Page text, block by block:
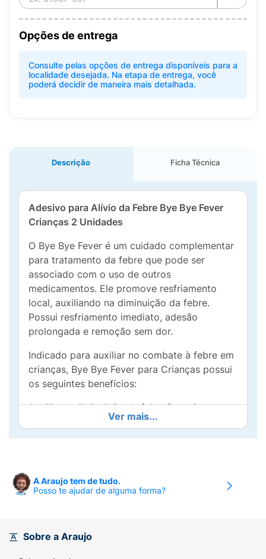
Opções de entrega
Consulte pelas opções de entrega disponíveis para a
localidade desejada. Na etapa de entrega, você
poderá decidir de maneira mais detalhada.
Descrição Ficha Técnica
Adesivo para Alívio da Febre Bye Bye Fever
Crianças 2 Unidades
O Bye Bye Fever é um cuidado complementar
para tratamento da febre que pode ser
associado com o uso de outros
medicamentos. Ele promove resfriamento
local, auxiliando na diminuição da febre.
Possui resfriamento imediato, adesão
prolongada e remoção sem dor.
Indicado para auxiliar no combate à febre em
crianças, Bye Bye Fever para Crianças possui
os seguintes benefícios:
Auxilia na diminuição da febre.Possui
segurança dermatológica.Promove redução
da temperatura local.Não é um
Praticidade:Alternativa à compressa
Segurança:Ausência de medicamentos.Uso
concomitante com outros medicamentos.
Ver mais...
A Araujo tem de tudo.
Posso te ajudar de alguma forma?
Sobre a Araujo